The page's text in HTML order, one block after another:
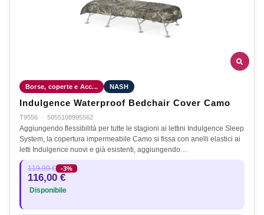
Borse, coperte e Acc... NASH
Indulgence Waterproof Bedchair Cover Camo
T9556 · 5055108995562
Aggiungendo flessibilità per tutte le stagioni ai lettini Indulgence Sleep
System, la copertura impermeabile Camo si fissa con anelli elastici ai
letti Indulgence nuovi e già esistenti, aggiungendo…
119,99 € -3%
116,00 €
Disponibile